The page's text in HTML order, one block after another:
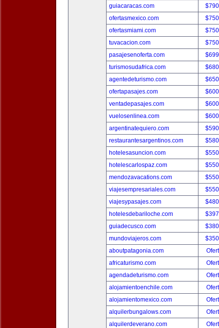
guiacaracas.com
ofertasmexico.com
ofertasmiami.com
tuvacacion.com
pasajesenoferta.com
turismosudafrica.com
agentedeturismo.com
ofertapasajes.com
ventadepasajes.com
vuelosenlinea.com
argentinatequiero.com
restaurantesargentinos.com
hotelesasuncion.com
hotelescarlospaz.com
mendozavacations.com
viajesempresariales.com
viajesypasajes.com
hotelesdebariloche.com
guiadecusco.com
mundoviajeros.com
aboutpatagonia.com
africaturismo.com
agendadeturismo.com
alojamientoenchile.com
alojamientomexico.com
alquilerbungalows.com
alquilerdeverano.com